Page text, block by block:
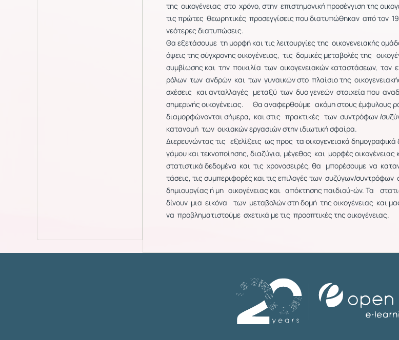
της οικογένειας στο χρόνο, στην επιστημονική προσέγγιση της
τις πρώτες θεωρητικές προσεγγίσεις που διατυπώθηκαν από τον 19
νεότερες διατυπώσεις.
Θα εξετάσουμε τη μορφή και τις λειτουργίες της οικογενειακής
όψεις της σύγχρονης οικογένειας, τις δομικές μεταβολές της
συμβίωσης και την ποικιλία των οικογενειακών καταστάσεων, τον
ρόλων των ανδρών και των γυναικών στο πλαίσιο της
σχέσεις και ανταλλαγές μεταξύ των δυο γενεών στοιχεία που
σημερινής οικογένειας. Θα αναφερθούμε ακόμη στους έμφυλους
διαμορφώνονται σήμερα, και στις πρακτικές των συντρόφων /
κατανομή των οικιακών εργασιών στην ιδιωτική σφαίρα.
Διερευνώντας τις εξελίξεις ως προς τα οικογενειακά δημογραφικά
γάμου και τεκνοποίησης, διαζύγια, μέγεθος και μορφές
στατιστικά δεδομένα και τις χρονοσειρές, θα μπορέσουμε να
τάσεις, τις συμπεριφορές και τις επιλογές των συζύγων/
δημιουργίας ή μη οικογένειας και απόκτησης παιδιού-ών. Τα
δίνουν μια εικόνα των μεταβολών στη δομή της οικογένειας και
να προβληματιστούμε σχετικά με τις προοπτικές της οικογένειας.